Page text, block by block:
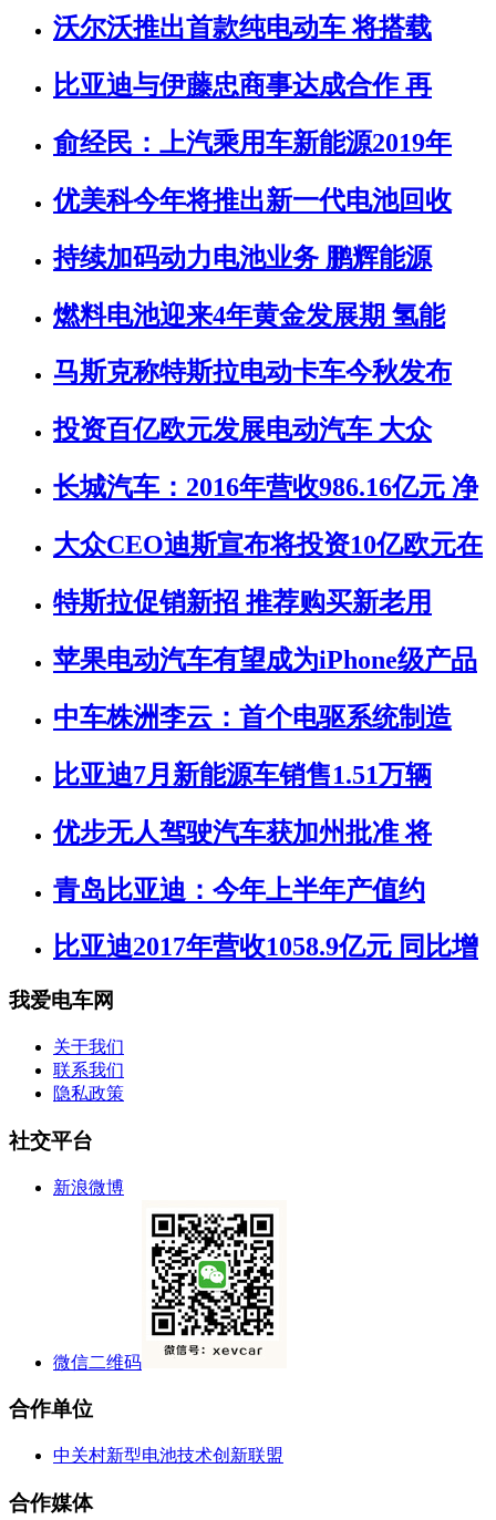
沃尔沃推出首款纯电动车 将搭载
比亚迪与伊藤忠商事达成合作 再
俞经民：上汽乘用车新能源2019年
优美科今年将推出新一代电池回收
持续加码动力电池业务 鹏辉能源
燃料电池迎来4年黄金发展期 氢能
马斯克称特斯拉电动卡车今秋发布
投资百亿欧元发展电动汽车 大众
长城汽车：2016年营收986.16亿元 净
大众CEO迪斯宣布将投资10亿欧元在
特斯拉促销新招 推荐购买新老用
苹果电动汽车有望成为iPhone级产品
中车株洲李云：首个电驱系统制造
比亚迪7月新能源车销售1.51万辆
优步无人驾驶汽车获加州批准 将
青岛比亚迪：今年上半年产值约
比亚迪2017年营收1058.9亿元 同比增
我爱电车网
关于我们
联系我们
隐私政策
社交平台
新浪微博
微信二维码
合作单位
中关村新型电池技术创新联盟
合作媒体